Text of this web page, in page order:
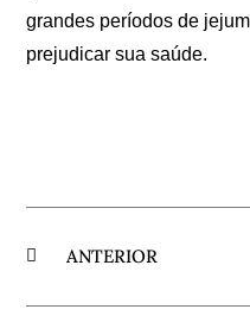
grandes períodos de
prejudicar sua saúde.
ANTERIOR